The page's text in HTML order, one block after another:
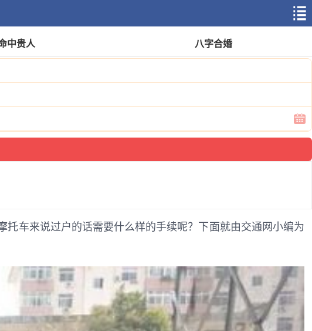
中贵人 八字合婚
车来说过户的话需要什么样的手续呢？下面就由交通网小编为